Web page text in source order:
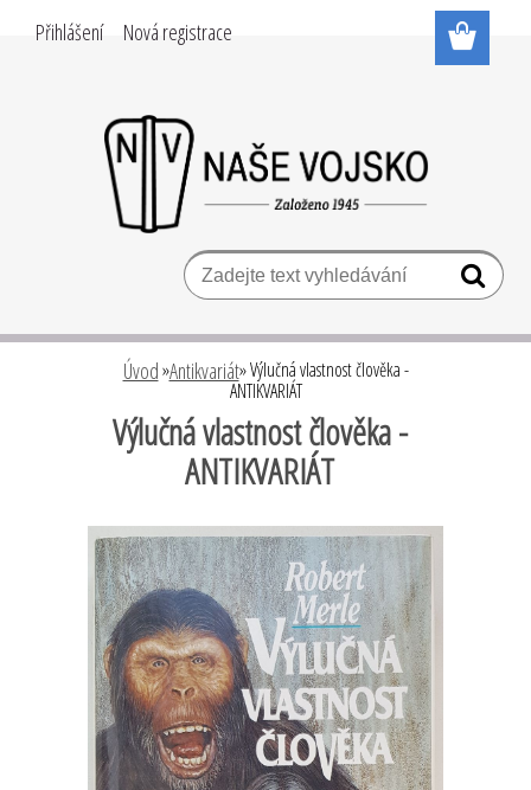
Přihlášení Nová registrace
Úvod»Antikvariát»Výlučná vlastnost člověka -
ANTIKVARIÁT
Výlučná vlastnost člověka -
ANTIKVARIÁT